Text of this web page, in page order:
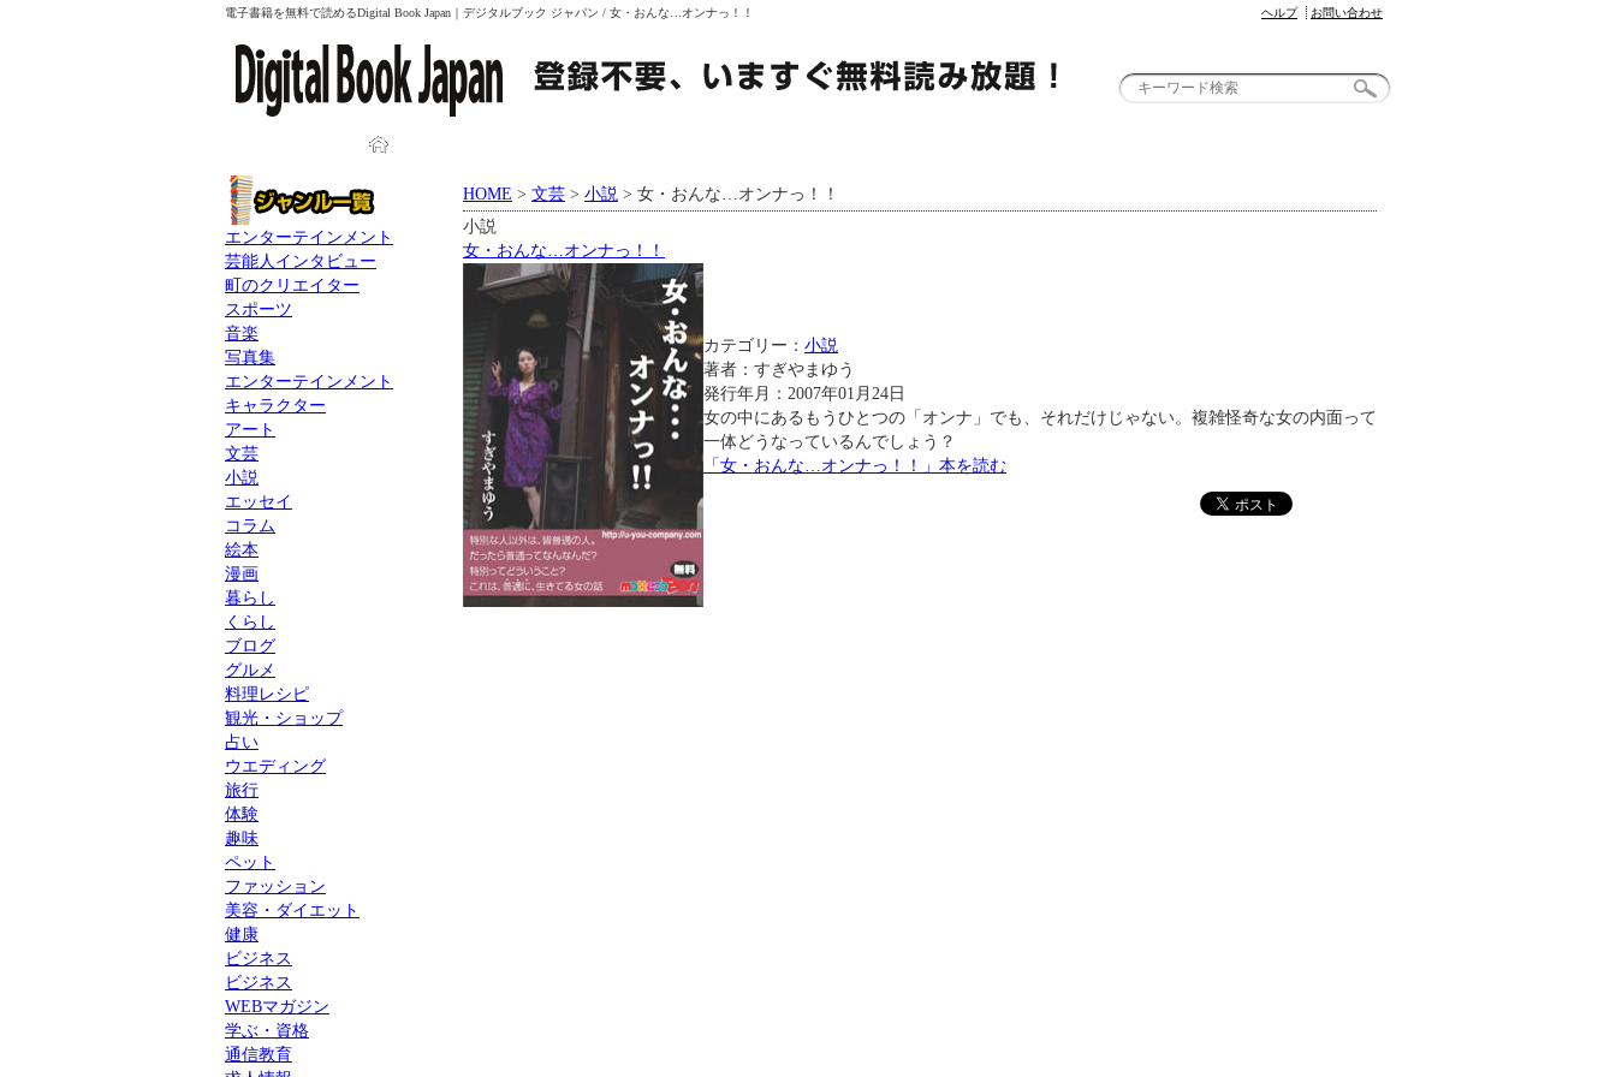
電子書籍を無料で読めるDigital Book Japan｜デジタルブック ジャパン / 女・おんな…オンナっ！！ ヘルプ お問い合わせ
HOME > 文芸 > 小説 > 女・おんな…オンナっ！！
小説
女・おんな…オンナっ！！
カテゴリー： 小説
著者：すぎやまゆう
発行年月：2007年01月24日
女の中にあるもうひとつの「オンナ」でも、それだけじゃない。複雑怪奇な女の内面って
一体どうなっているんでしょう？
「女・おんな…オンナっ！！」本を読む
エンターテインメント
芸能人インタビュー
町のクリエイター
スポーツ
音楽
写真集
エンターテインメント
キャラクター
アート
文芸
小説
エッセイ
コラム
絵本
漫画
暮らし
くらし
ブログ
グルメ
料理レシピ
観光・ショップ
占い
ウエディング
旅行
体験
趣味
ペット
ファッション
美容・ダイエット
健康
ビジネス
ビジネス
WEBマガジン
学ぶ・資格
通信教育